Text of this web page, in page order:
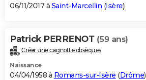
06/11/2017 à Saint-Marcellin (Isère)
Patrick PERRENOT (59 ans)
Créer une cagnotte obsèques
Naissance
04/04/1958 à Romans-sur-Isère (Drôme)